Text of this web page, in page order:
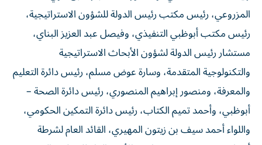
المزروعي، رئيس مكتب رئيس الدولة للشؤون الاستراتيجية،
رئيس مكتب أبوظبي التنفيذي، وفيصل عبد العزيز البناي،
مستشار رئيس الدولة لشؤون الأبحاث الاستراتيجية
والتكنولوجية المتقدمة، وسارة عوض مسلم، رئيس دائرة التعليم
والمعرفة، ومنصور إبراهيم المنصوري، رئيس دائرة الصحة –
أبوظبي، وأحمد تميم الكتاب، رئيس دائرة التمكين الحكومي،
واللواء أحمد سيف بن زيتون المهيري، القائد العام لشرطة